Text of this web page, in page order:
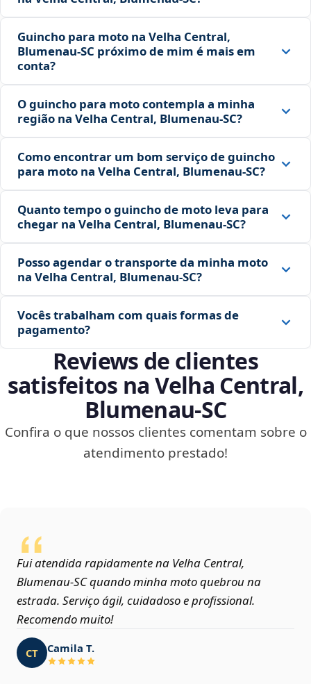
Guincho para moto na Velha Central,
Blumenau‑SC próximo de mim é mais em
conta?
O guincho para moto contempla a minha
região na Velha Central, Blumenau‑SC?
Como encontrar um bom serviço de guincho
para moto na Velha Central, Blumenau‑SC?
Quanto tempo o guincho de moto leva para
chegar na Velha Central, Blumenau‑SC?
Posso agendar o transporte da minha moto
na Velha Central, Blumenau‑SC?
Vocês trabalham com quais formas de
pagamento?
Reviews de clientes
satisfeitos na Velha Central,
Blumenau‑SC
Confira o que nossos clientes comentam sobre o
atendimento prestado!
Fui atendida rapidamente na Velha Central,
Blumenau‑SC quando minha moto quebrou na
estrada. Serviço ágil, cuidadoso e profissional.
Recomendo muito!
CT Camila T.